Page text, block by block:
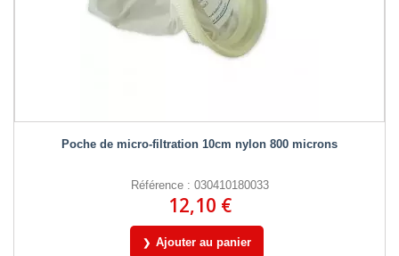
Poche de micro-filtration 10cm nylon 800 microns
Référence : 030410180033
12,10 €
Ajouter au panier